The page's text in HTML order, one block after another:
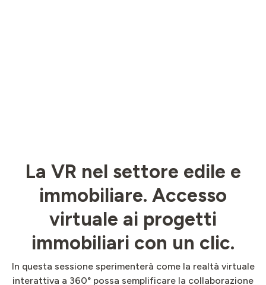
La VR nel settore edile e
immobiliare. Accesso
virtuale ai progetti
immobiliari con un clic.
In questa sessione sperimenterà come la realtà virtuale
interattiva a 360° possa semplificare la collaborazione